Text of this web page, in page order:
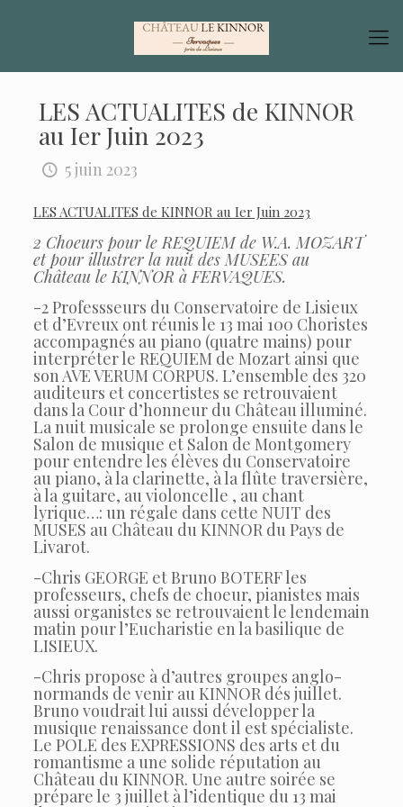
LES ACTUALITES de KINNOR
au Ier Juin 2023
5 juin 2023
LES ACTUALITES de KINNOR au Ier Juin 2023
2 Choeurs pour le REQUIEM de W.A. MOZART
et pour illustrer la nuit des MUSEES au
Château le KINNOR à FERVAQUES.
-2 Professseurs du Conservatoire de Lisieux
et d’Evreux ont réunis le 13 mai 100 Choristes
accompagnés au piano (quatre mains) pour
interpréter le REQUIEM de Mozart ainsi que
son AVE VERUM CORPUS. L’ensemble des 320
auditeurs et concertistes se retrouvaient
dans la Cour d’honneur du Château illuminé.
La nuit musicale se prolonge ensuite dans le
Salon de musique et Salon de Montgomery
pour entendre les élèves du Conservatoire
au piano, à la clarinette, à la flûte traversière,
à la guitare, au violoncelle , au chant
lyrique…: un régale dans cette NUIT des
MUSES au Château du KINNOR du Pays de
Livarot.
-Chris GEORGE et Bruno BOTERF les
professeurs, chefs de choeur, pianistes mais
aussi organistes se retrouvaient le lendemain
matin pour l’Eucharistie en la basilique de
LISIEUX.
-Chris propose à d’autres groupes anglo-
normands de venir au KINNOR dés juillet.
Bruno voudrait lui aussi développer la
musique renaissance dont il est spécialiste.
Le POLE des EXPRESSIONS des arts et du
romantisme a une solide réputation au
Château du KINNOR. Une autre soirée se
prépare le 3 juillet à l’identique du 13 mai